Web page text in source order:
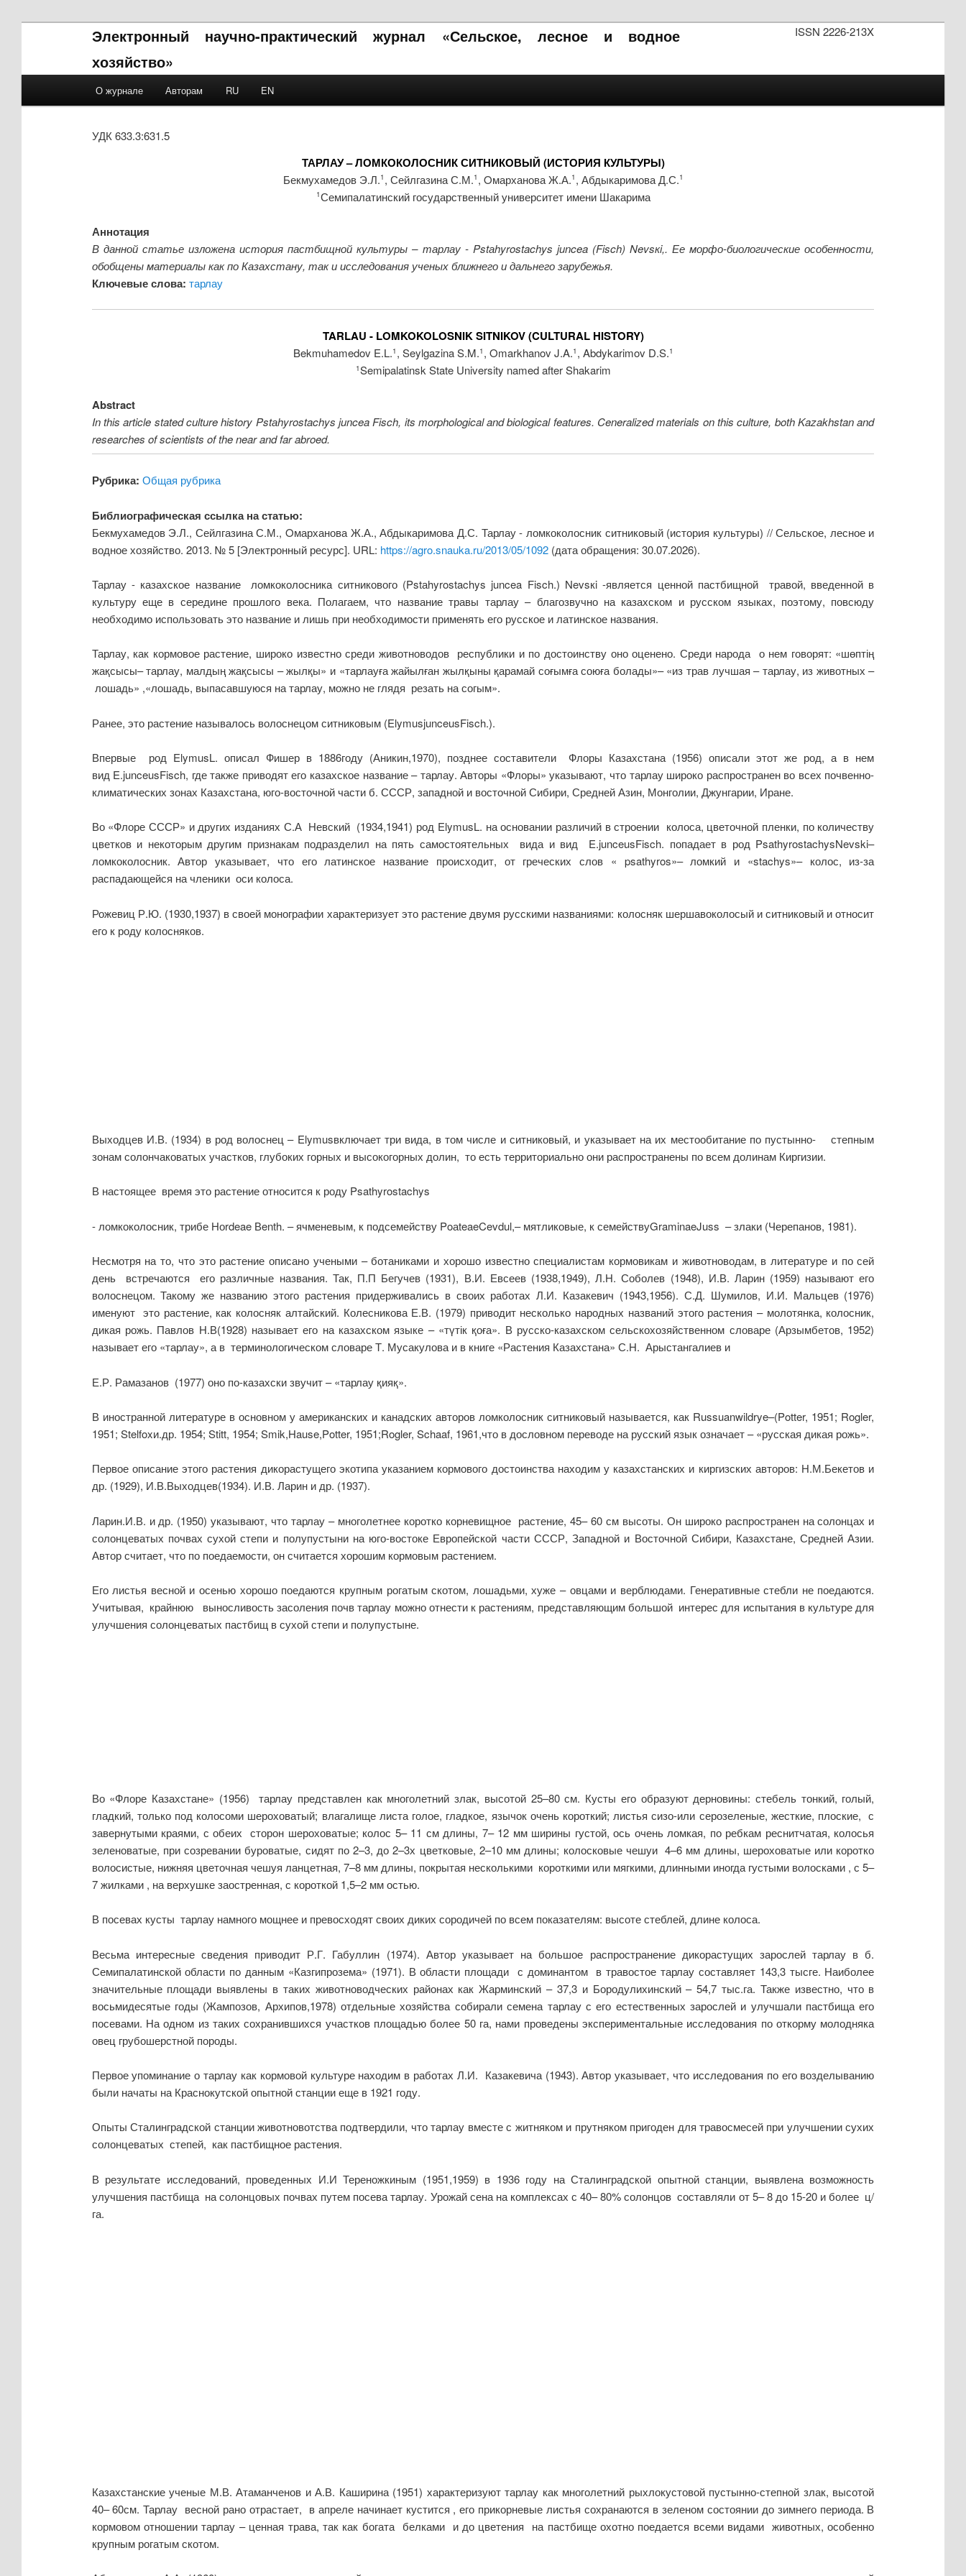
ISSN 2226-213X
Электронный научно-практический журнал «Сельское, лесное и водное
хозяйство»
Skip to primary content
Skip to secondary content
О журнале Авторам RU EN
УДК 633.3:631.5
ТАРЛАУ – ЛОМКОКОЛОСНИК СИТНИКОВЫЙ (ИСТОРИЯ КУЛЬТУРЫ)
Бекмухамедов Э.Л.1 , Сейлгазина С.М.1 , Oмарханова Ж.А.1 , Абдыкаримова Д.С.1
1Семипалатинский государственный университет имени Шакарима
Аннотация
В данной статье изложена история пастбищной культуры – тарлау - Pstаhyrostachys juncea (Fisch) Nevsкi,. Ее морфо-биологические особенности,
обобщены материалы как по Казахстану, так и исследования ученых ближнего и дальнего зарубежья.
Ключевые слова: тарлау
TARLAU - LOMKOKOLOSNIK SITNIKOV (CULTURAL HISTORY)
Bekmuhamedov E.L.1 , Seylgazina S.M.1 , Omarkhanov J.A.1 , Abdykarimov D.S.1
1Semipalatinsk State University named after Shakarim
Abstract
In this article stated culture history Pstаhyrostachys juncea Fisch, its morphological and biological features. Ceneralized materials on this culture, both Kazakhstan and
researches of scientists of the near and far abroed.
Рубрика: Общая рубрика
Библиографическая ссылка на статью:
Бекмухамедов Э.Л., Сейлгазина С.М., Oмарханова Ж.А., Абдыкаримова Д.С. Тарлау - ломкоколосник ситниковый (история культуры) // Сельское, лесное и
водное хозяйство. 2013. № 5 [Электронный ресурс]. URL: https://agro.snauka.ru/2013/05/1092(дата обращения: 30.07.2026).
Тарлау - казахское название ломкоколосника ситникового (Pstаhyrostachys juncea Fisch.) Nevsкi -является ценной пастбищной травой, введенной в
культуру еще в середине прошлого века. Полагаем, что название травы тарлау – благозвучно на казахском и русском языках, поэтому, повсюду
необходимо использовать это название и лишь при необходимости применять его русское и латинское названия.
Тарлау, как кормовое растение, широко известно среди животноводов республики и по достоинству оно оценено. Среди народа о нем говорят: «шөптің
жақсысы– тарлау, малдың жақсысы – жылқы» и «тарлауға жайылған жылқыны қарамай соғымға союға болады»– «из трав лучшая – тарлау, из животных –
лошадь» ,«лошадь, выпасавшуюся на тарлау, можно не глядя резать на согым».
Ранее, это растение называлось волоснецом ситниковым (ElymusjunceusFisch.).
Впервые род ElymusL. описал Фишер в 1886году (Аникин,1970), позднее составители Флоры Казахстана (1956) описали этот же род, а в нем
вид E.junceusFisch, где также приводят его казахское название – тарлау. Авторы «Флоры» указывают, что тарлау широко распространен во всех почвенно-
климатических зонах Казахстана, юго-восточной части б. СССР, западной и восточной Сибири, Средней Азин, Монголии, Джунгарии, Иране.
Во «Флоре СССР» и других изданиях С.А Невский (1934,1941) род ElymusL. на основании различий в строении колоса, цветочной пленки, по количеству
цветков и некоторым другим признакам подразделил на пять самостоятельных вида и вид E.junceusFisch. попадает в род PsathyrostachysNevski–
ломкоколосник. Автор указывает, что его латинское название происходит, от греческих слов « psathyros»– ломкий и «stachys»– колос, из-за
распадающейся на членики оси колоса.
Рожевиц Р.Ю. (1930,1937) в своей монографии характеризует это растение двумя русскими названиями: колосняк шершавоколосый и ситниковый и относит
его к роду колосняков.
Выходцев И.В. (1934) в род волоснец – Elymusвключает три вида, в том числе и ситниковый, и указывает на их местообитание по пустынно- степным
зонам солончаковатых участков, глубоких горных и высокогорных долин, то есть территориально они распространены по всем долинам Киргизии.
В настоящее время это растение относится к роду Psathyrostachys
- ломкоколосник, трибе Hоrdeae Вenth. – ячменевым, к подсемейству PoаteaeCevdul,– мятликовые, к семействуGraminaeJuss – злаки (Черепанов, 1981).
Несмотря на то, что это растение описано учеными – ботаниками и хорошо известно специалистам кормовикам и животноводам, в литературе и по сей
день встречаются его различные названия. Так, П.П Бегучев (1931), В.И. Евсеев (1938,1949), Л.Н. Соболев (1948), И.В. Ларин (1959) называют его
волоснецом. Такому же названию этого растения придерживались в своих работах Л.И. Казакевич (1943,1956). С.Д. Шумилов, И.И. Мальцев (1976)
именуют это растение, как колосняк алтайский. Колесникова Е.В. (1979) приводит несколько народных названий этого растения – молотянка, колосник,
дикая рожь. Павлов Н.В(1928) называет его на казахском языке – «түтік қоға». В русско-казахском сельскохозяйственном словаре (Арзымбетов, 1952)
называет его «тарлау», а в терминологическом словаре Т. Мусакулова и в книге «Растения Казахстана» С.Н. Арыстангалиев и
Е.Р. Рамазанов (1977) оно по-казахски звучит – «тарлау қияқ».
В иностранной литературе в основном у американских и канадских авторов ломколосник ситниковый называется, как Russuanwildrye–(Potter, 1951; Rogler,
1951; Stelfoxи.др. 1954; Stitt, 1954; Smik,Hause,Potter, 1951;Rogler, Schaaf, 1961,что в дословном переводе на русский язык означает – «русская дикая рожь».
Первое описание этого растения дикорастущего экотипа указанием кормового достоинства находим у казахстанских и киргизских авторов: Н.М.Бекетов и
др. (1929), И.В.Выходцев(1934). И.В. Ларин и др. (1937).
Ларин.И.В. и др. (1950) указывают, что тарлау – многолетнее коротко корневищное растение, 45– 60 см высоты. Он широко распространен на солонцах и
солонцеватых почвах сухой степи и полупустыни на юго-востоке Европейской части СССР, Западной и Восточной Сибири, Казахстане, Средней Азии.
Автор считает, что по поедаемости, он считается хорошим кормовым растением.
Его листья весной и осенью хорошо поедаются крупным рогатым скотом, лошадьми, хуже – овцами и верблюдами. Генеративные стебли не поедаются.
Учитывая, крайнюю выносливость засоления почв тарлау можно отнести к растениям, представляющим большой интерес для испытания в культуре для
улучшения солонцеватых пастбищ в сухой степи и полупустыне.
Во «Флоре Казахстане» (1956) тарлау представлен как многолетний злак, высотой 25–80 см. Кусты его образуют дерновины: стебель тонкий, голый,
гладкий, только под колосоми шероховатый; влагалище листа голое, гладкое, язычок очень короткий; листья сизо-или серозеленые, жесткие, плоские, с
завернутыми краями, с обеих сторон шероховатые; колос 5– 11 см длины, 7– 12 мм ширины густой, ось очень ломкая, по ребкам реснитчатая, колосья
зеленоватые, при созревании буроватые, сидят по 2–3, до 2–3х цветковые, 2–10 мм длины; колосковые чешуи 4–6 мм длины, шероховатые или коротко
волосистые, нижняя цветочная чешуя ланцетная, 7–8 мм длины, покрытая несколькими короткими или мягкими, длинными иногда густыми волосками , с 5–
7 жилками , на верхушке заостренная, с короткой 1,5–2 мм остью.
В посевах кусты тарлау намного мощнее и превосходят своих диких сородичей по всем показателям: высоте стеблей, длине колоса.
Весьма интересные сведения приводит Р.Г. Габуллин (1974). Автор указывает на большое распространение дикорастущих зарослей тарлау в б.
Семипалатинской области по данным «Казгипрозема» (1971). В области площади с доминантом в травостое тарлау составляет 143,3 тысге. Наиболее
значительные площади выявлены в таких животноводческих районах как Жарминский – 37,3 и Бородулихинский – 54,7 тыс.га. Также известно, что в
восьмидесятые годы (Жампозов, Архипов,1978) отдельные хозяйства собирали семена тарлау с его естественных зарослей и улучшали пастбища его
посевами. На одном из таких сохранившихся участков площадью более 50 га, нами проведены экспериментальные исследования по откорму молодняка
овец грубошерстной породы.
Первое упоминание о тарлау как кормовой культуре находим в работах Л.И. Казакевича (1943). Автор указывает, что исследования по его возделыванию
были начаты на Краснокутской опытной станции еще в 1921 году.
Опыты Сталинградской станции животновотства подтвердили, что тарлау вместе с житняком и прутняком пригоден для травосмесей при улучшении сухих
солонцеватых степей, как пастбищное растения.
В результате исследований, проведенных И.И Тереножкиным (1951,1959) в 1936 году на Сталинградской опытной станции, выявлена возможность
улучшения пастбища на солонцовых почвах путем посева тарлау. Урожай сена на комплексах с 40– 80% солонцов составляли от 5– 8 до 15-20 и более ц/
га.
Казахстанские ученые М.В. Атаманченов и А.В. Каширина (1951) характеризуют тарлау как многолетний рыхлокустовой пустынно-степной злак, высотой
40– 60см. Тарлау весной рано отрастает, в апреле начинает кустится , его прикорневые листья сохранаются в зеленом состоянии до зимнего периода. В
кормовом отношении тарлау – ценная трава, так как богата белками и до цветения на пастбище охотно поедается всеми видами животных, особенно
крупным рогатым скотом.